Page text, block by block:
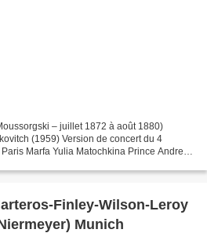
– juillet 1872 à août 1880)
(1959) Version de concert du 4
Marfa Yulia Matochkina Prince Andrei
Finley-Wilson-Leroy
Munich